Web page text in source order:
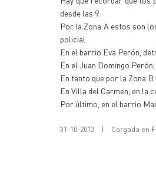
desde las 9.
Por la Zona A estos son
policial.
En el barrio Eva Perón,
En el Juan Domingo
En tanto que por la Zona
En Villa del Carmen, en la
Por último, en el barrio
31-10-2013 | Cargada en